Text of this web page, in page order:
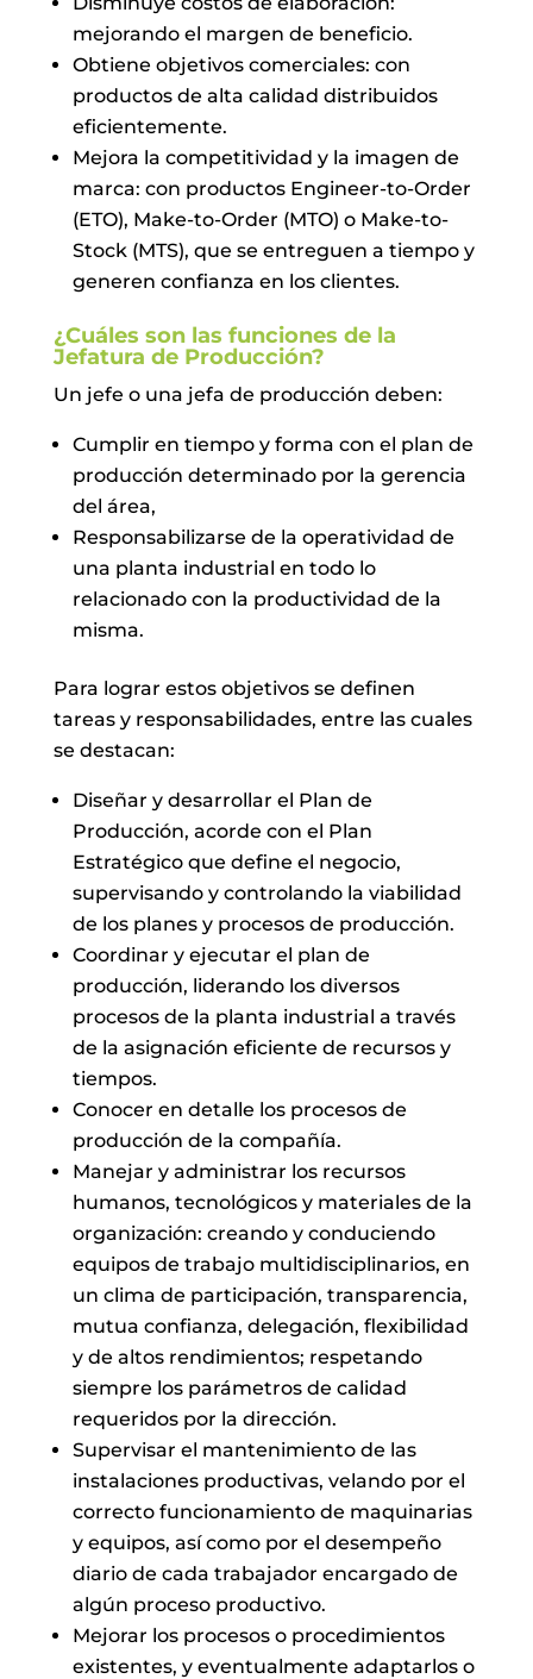
mejorando el margen de beneficio.
Obtiene objetivos comerciales: con
productos de alta calidad distribuidos
eficientemente.
Mejora la competitividad y la imagen de
marca: con productos Engineer-to-Order
(ETO), Make-to-Order (MTO) o Make-to-
Stock (MTS), que se entreguen a tiempo y
generen confianza en los clientes.
¿Cuáles son las funciones de la
Jefatura de Producción?
Un jefe o una jefa de producción deben:
Cumplir en tiempo y forma con el plan de
producción determinado por la gerencia
del área,
Responsabilizarse de la operatividad de
una planta industrial en todo lo
relacionado con la productividad de la
misma.
Para lograr estos objetivos se definen
tareas y responsabilidades, entre las cuales
se destacan:
Diseñar y desarrollar el Plan de
Producción, acorde con el Plan
Estratégico que define el negocio,
supervisando y controlando la viabilidad
de los planes y procesos de producción.
Coordinar y ejecutar el plan de
producción, liderando los diversos
procesos de la planta industrial a través
de la asignación eficiente de recursos y
tiempos.
Conocer en detalle los procesos de
producción de la compañía.
Manejar y administrar los recursos
humanos, tecnológicos y materiales de la
organización: creando y conduciendo
equipos de trabajo multidisciplinarios, en
un clima de participación, transparencia,
mutua confianza, delegación, flexibilidad
y de altos rendimientos; respetando
siempre los parámetros de calidad
requeridos por la dirección.
Supervisar el mantenimiento de las
instalaciones productivas, velando por el
correcto funcionamiento de maquinarias
y equipos, así como por el desempeño
diario de cada trabajador encargado de
algún proceso productivo.
Mejorar los procesos o procedimientos
existentes, y eventualmente adaptarlos o